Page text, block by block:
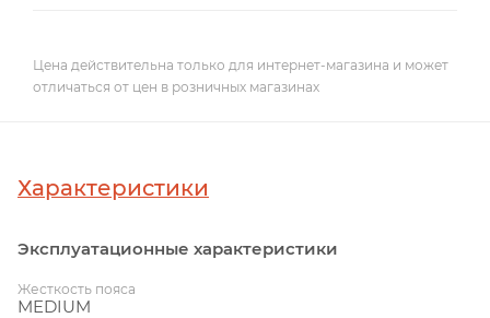
Цена действительна только для интернет-магазина и может
отличаться от цен в розничных магазинах
Характеристики
Эксплуатационные характеристики
Жесткость пояса
MEDIUM